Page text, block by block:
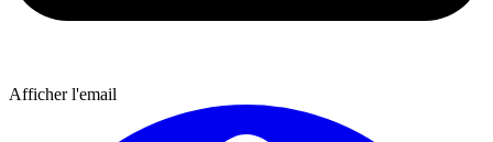
Afficher l'email